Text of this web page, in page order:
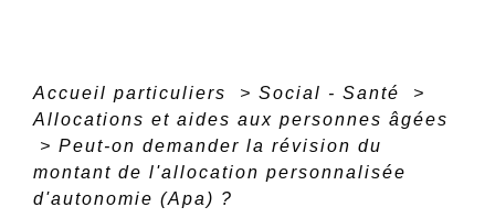
Accueil particuliers > Social - Santé
>
Allocations et aides aux personnes âgées
> Peut-on demander la révision du
montant de l'allocation personnalisée
d'autonomie (Apa) ?